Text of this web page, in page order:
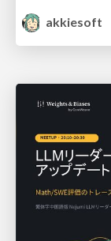
akkiesoft